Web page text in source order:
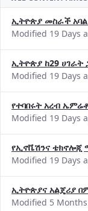
ኢትዮጵያ መስራች አባል
Modified 19 Days
ኢትዮጵያ ከ29 ሀገራት
Modified 19 Days
የተባበሩት አረብ
Modified 19 Days
የኢኖቬሽንና ቴክኖሎጂ
Modified 19 Days
ኢትዮጵያና አልጄሪያ
Modified 5